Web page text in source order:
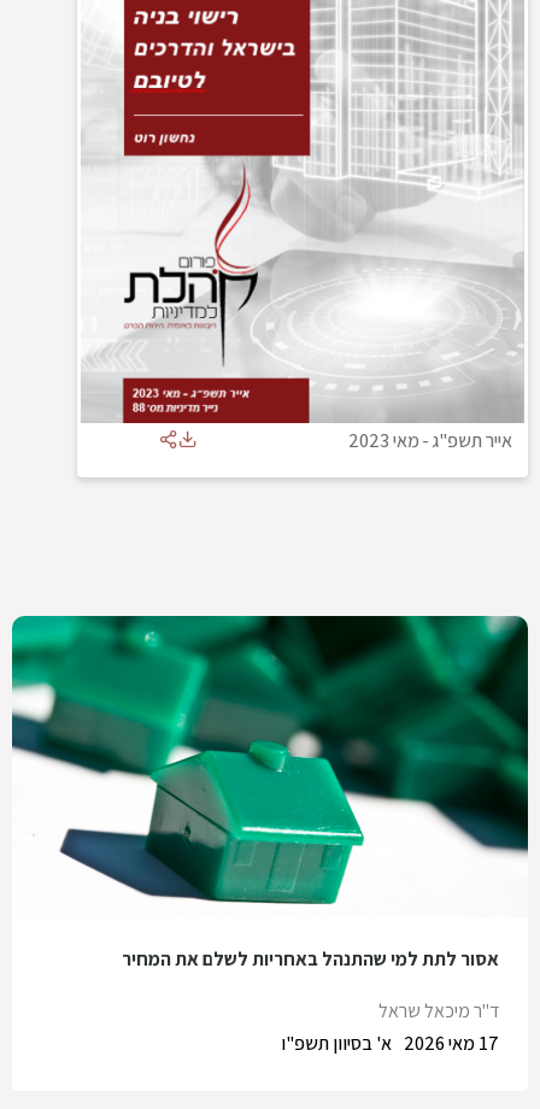
אייר תשפ"ג-מאי 2023
אסור לתת למי שהתנהל באחריות לשלם את המחיר
ד"ר מיכאל שראל
א' בסיוון תשפ"ו
17 מאי 2026